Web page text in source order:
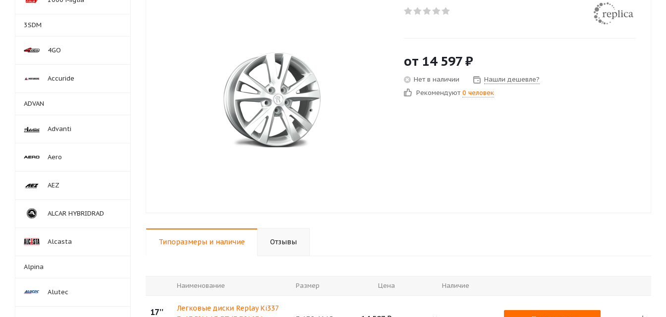
от 14 597₽
Нет в наличии
Нашли дешевле?
Рекомендуют 0 человек
Типоразмеры и наличие Отзывы
Наименование Размер Цена Наличие
17''
Легковые диски Replay Ki337
3SDM
4GO
Accuride
ADVAN
Advanti
Aero
AEZ
ALCAR HYBRIDRAD
Alcasta
Alpina
Alutec